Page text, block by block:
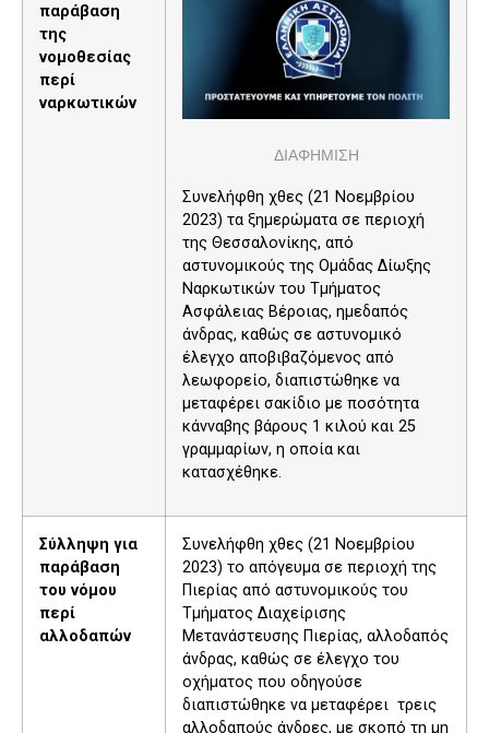
παράβαση
της
νομοθεσίας
περί
ναρκωτικών
ΔΙΑΦΗΜΙΣΗ
Συνελήφθη χθες (21 Νοεμβρίου
2023) τα ξημερώματα σε περιοχή
της Θεσσαλονίκης, από
αστυνομικούς της Ομάδας Δίωξης
Ναρκωτικών του Τμήματος
Ασφάλειας Βέροιας, ημεδαπός
άνδρας, καθώς σε αστυνομικό
έλεγχο αποβιβαζόμενος από
λεωφορείο, διαπιστώθηκε να
μεταφέρει σακίδιο με ποσότητα
κάνναβης βάρους 1 κιλού και 25
γραμμαρίων, η οποία και
κατασχέθηκε.
Σύλληψη για
παράβαση
του νόμου
περί
αλλοδαπών
Συνελήφθη χθες (21 Νοεμβρίου
2023) το απόγευμα σε περιοχή της
Πιερίας από αστυνομικούς του
Τμήματος Διαχείρισης
Μετανάστευσης Πιερίας, αλλοδαπός
άνδρας, καθώς σε έλεγχο του
οχήματος που οδηγούσε
διαπιστώθηκε να μεταφέρει τρεις
αλλοδαπούς άνδρες, με σκοπό τη μη